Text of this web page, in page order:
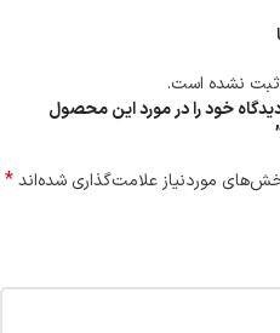
ثبت نشده است.
خود را در مورد این محصول
موردنیاز علامت‌گذاری شده‌اند*